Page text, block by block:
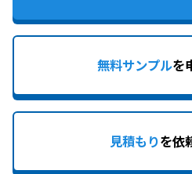
無料サンプルを
見積もりを依